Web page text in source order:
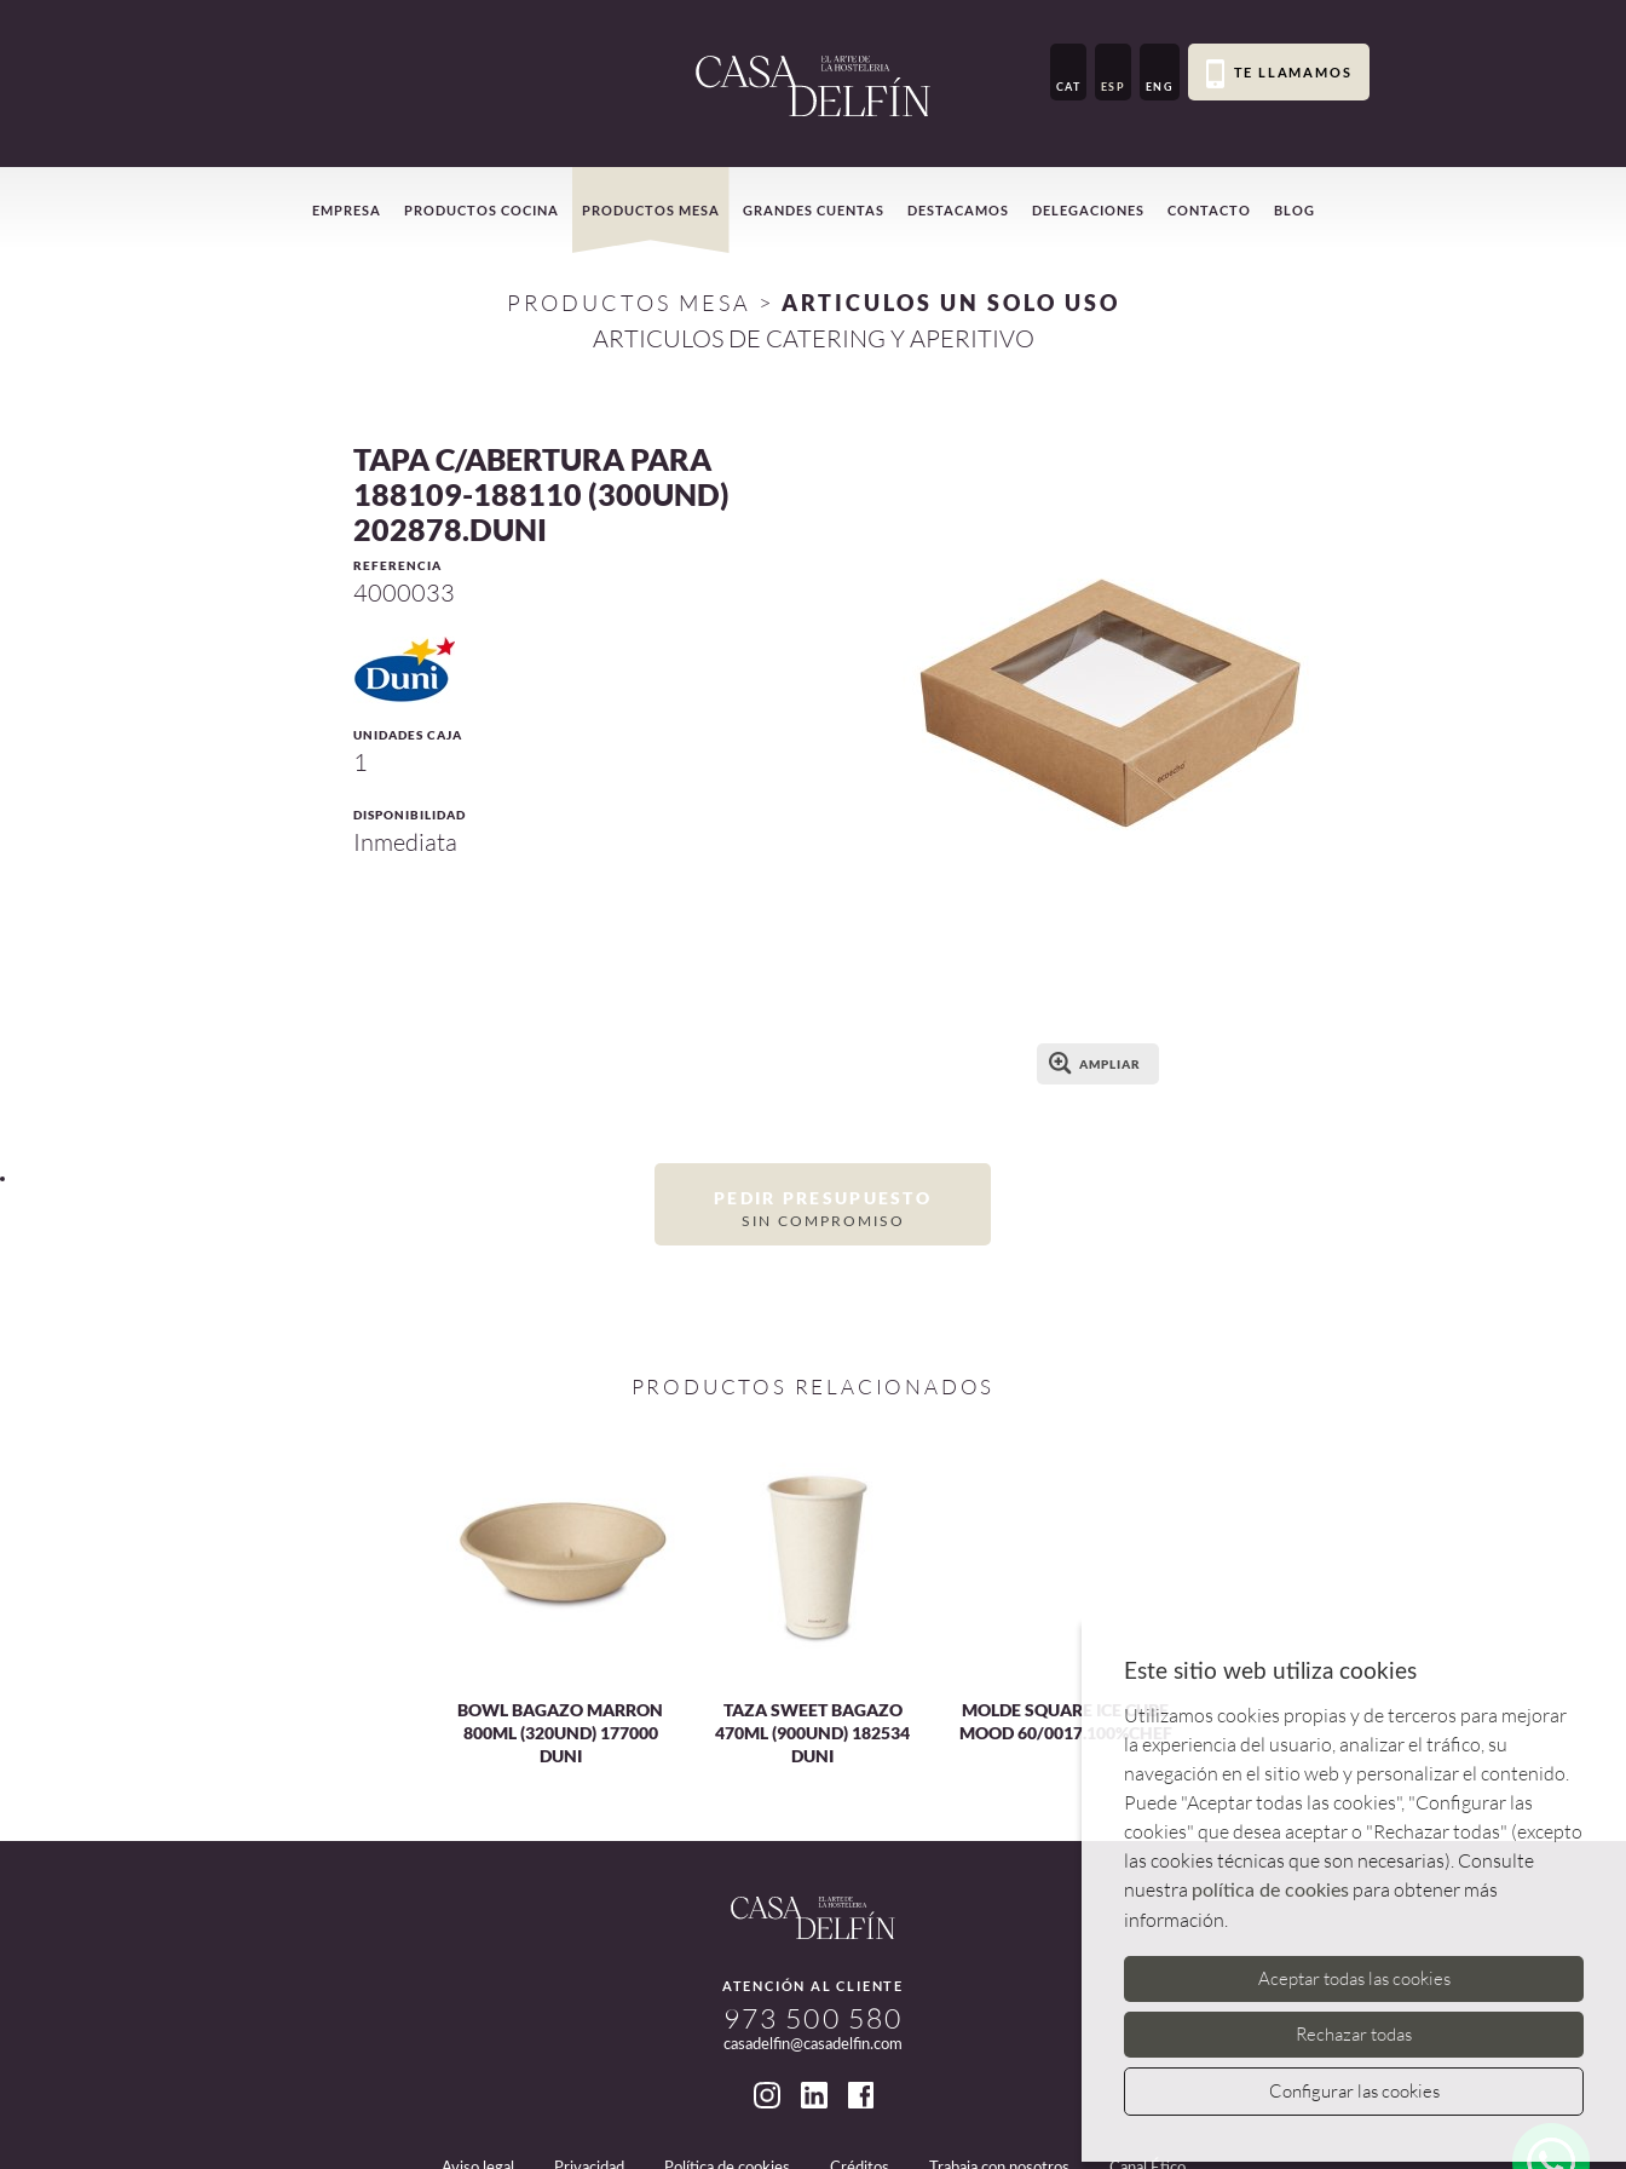
CAT ESP ENG
TE LLAMAMOS
Menú
EMPRESA PRODUCTOS COCINA PRODUCTOS MESA GRANDES CUENTAS DESTACAMOS DELEGACIONES CONTACTO BLOG
PRODUCTOS MESA > ARTICULOS UN SOLO USO
ARTICULOS DE CATERING Y APERITIVO
TAPA C/ABERTURA PARA
188109-188110 (300UND)
202878.DUNI
REFERENCIA
4000033
UNIDADES CAJA
1
DISPONIBILIDAD
Inmediata
AMPLIAR
PEDIR PRESUPUESTO
SIN COMPROMISO
PRODUCTOS RELACIONADOS
BOWL BAGAZO MARRON
800ML (320UND) 177000
DUNI
TAZA SWEET BAGAZO
470ML (900UND) 182534
DUNI
MOLDE SQUARE ICE CUBE
MOOD 60/0017.100%CHEF
ATENCIÓN AL CLIENTE
973 500 580
casadelfin@casadelfin.com
Este sitio web utiliza cookies
Utilizamos cookies propias y de terceros para mejorar
la experiencia del usuario, analizar el tráfico, su
navegación en el sitio web y personalizar el contenido.
Puede "Aceptar todas las cookies", "Configurar las
cookies" que desea aceptar o "Rechazar todas" (excepto
las cookies técnicas que son necesarias). Consulte
nuestra política de cookies para obtener más
información.
Aceptar todas las cookies
Rechazar todas
Configurar las cookies